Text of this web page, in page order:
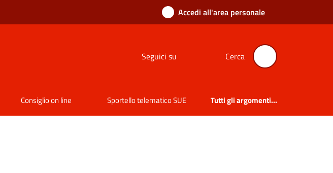
Accedi all'area personale
Seguici su Cerca
Consiglio on line Sportello telematico SUE Tutti gli argomenti...